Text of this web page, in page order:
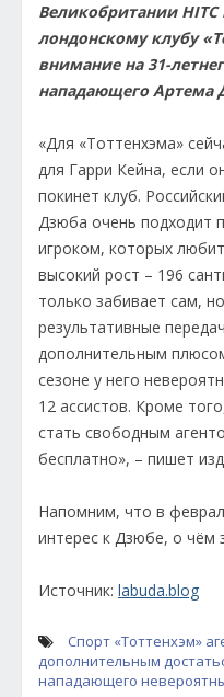
Великобритании
лондонскому клубу
внимание на 31-
нападающего Артема
«Для «Тоттенхэма»
для Гарри Кейна, если
покинет клуб.
Дзюба очень подходит
игроком, которых
высокий рост – 196
только забивает сам,
результативные
дополнительным
сезоне у него
12 ассистов. Кроме
стать свободным
бесплатно», – пишет
Напомним, что в
интерес к Дзюбе, о чём
Источник: labuda.blog
Спорт «Тоттенхэм»
дополнительным
нападающего